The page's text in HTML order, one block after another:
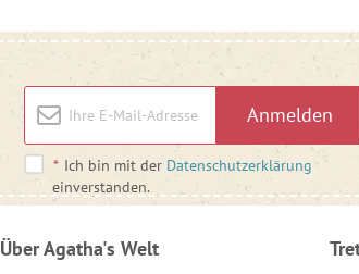
Anmelden
* Ich bin mit der Datenschutzerklärung
einverstanden.
Über Agatha's Welt